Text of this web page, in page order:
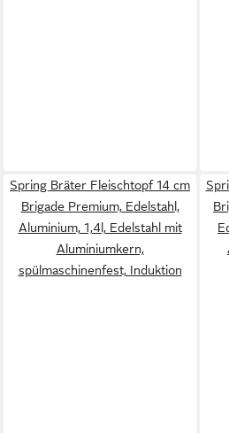
Spring Bräter Fleischtopf 14 cm
Brigade Premium, Edelstahl,
Aluminium, 1,4l, Edelstahl mit
Aluminiumkern,
spülmaschinenfest, Induktion